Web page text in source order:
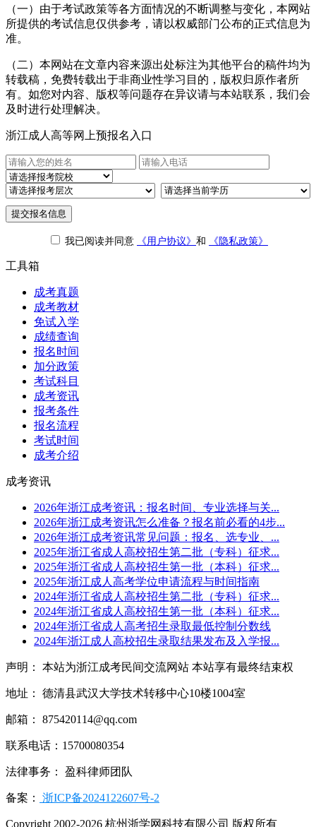
（一）由于考试政策等各方面情况的不断调整与变化，本网站
所提供的考试信息仅供参考，请以权威部门公布的正式信息为
准。
（二）本网站在文章内容来源出处标注为其他平台的稿件均为
转载稿，免费转载出于非商业性学习目的，版权归原作者所
有。如您对内容、版权等问题存在异议请与本站联系，我们会
及时进行处理解决。
浙江成人高等网上预报名入口
提交报名信息
我已阅读并同意 《用户协议》 和 《隐私政策》
工具箱
成考真题
成考教材
免试入学
成绩查询
报名时间
加分政策
考试科目
成考资讯
报考条件
报名流程
考试时间
成考介绍
成考资讯
2026年浙江成考资讯：报名时间、专业选择与关...
2026年浙江成考资讯怎么准备？报名前必看的4步...
2026年浙江成考资讯常见问题：报名、选专业、...
2025年浙江省成人高校招生第二批（专科）征求...
2025年浙江省成人高校招生第一批（本科）征求...
2025年浙江成人高考学位申请流程与时间指南
2024年浙江省成人高校招生第二批（专科）征求...
2024年浙江省成人高校招生第一批（本科）征求...
2024年浙江省成人高考招生录取最低控制分数线
2024年浙江成人高校招生录取结果发布及入学报...
声明： 本站为浙江成考民间交流网站 本站享有最终结束权
地址： 德清县武汉大学技术转移中心10楼1004室
邮箱： 875420114@qq.com
联系电话：15700080354
法律事务： 盈科律师团队
备案： 浙ICP备2024122607号-2
Copyright 2002-2026 杭州浙学网科技有限公司 版权所有